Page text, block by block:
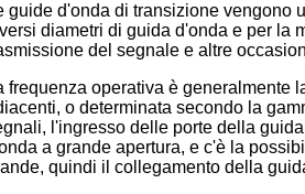
guide d'onda di transizione vengono
diametri di guida d'onda e per la
del segnale e altre
frequenza operativa è generalmente
o determinata secondo la
l'ingresso delle porte della
a grande apertura, e c'è la
quindi il collegamento della